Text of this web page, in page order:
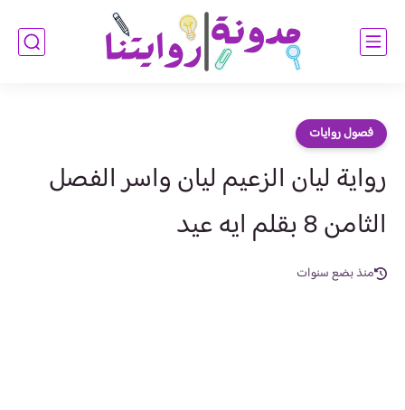
فصول روايات
رواية ليان الزعيم ليان واسر الفصل
الثامن 8 بقلم ايه عيد
منذ بضع سنوات